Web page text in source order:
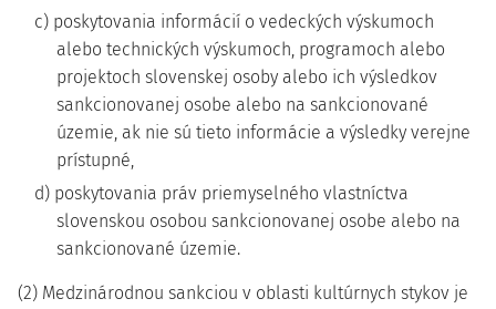
c) poskytovania informácií o vedeckých výskumoch
alebo technických výskumoch, programoch alebo
projektoch slovenskej osoby alebo ich výsledkov
sankcionovanej osobe alebo na sankcionované
územie, ak nie sú tieto informácie a výsledky verejne
prístupné,
d) poskytovania práv priemyselného vlastníctva
slovenskou osobou sankcionovanej osobe alebo na
sankcionované územie.
(2) Medzinárodnou sankciou v oblasti kultúrnych stykov je